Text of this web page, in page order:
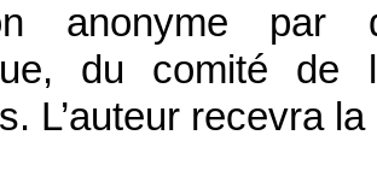
anonyme
du comité de
L’auteur recevra